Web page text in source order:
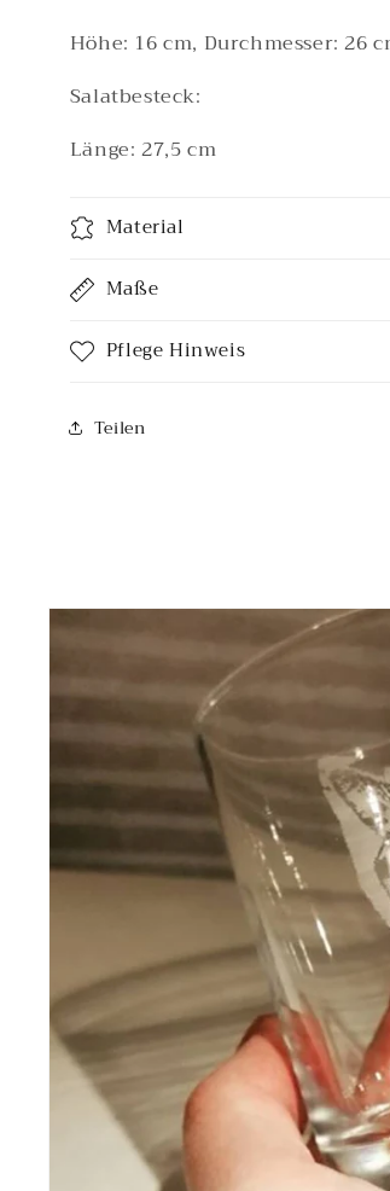
Höhe: 16 cm, Durchmesser: 26
Salatbesteck:
Länge: 27,5 cm
Material
Maße
Pflege Hinweis
Teilen